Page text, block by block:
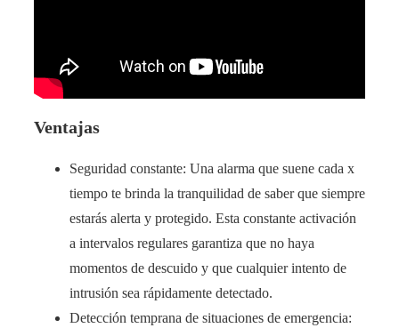
Ventajas
Seguridad constante: Una alarma que suene cada x
tiempo te brinda la tranquilidad de saber que siempre
estarás alerta y protegido. Esta constante activación
a intervalos regulares garantiza que no haya
momentos de descuido y que cualquier intento de
intrusión sea rápidamente detectado.
Detección temprana de situaciones de emergencia: